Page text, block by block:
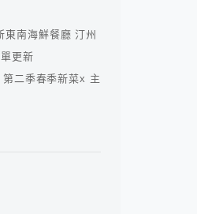
東南海鮮餐廳 汀州
更新
第二季春季新菜x 主